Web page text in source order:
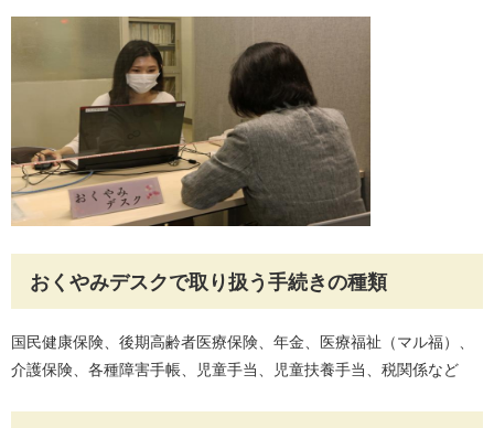
おくやみデスクで取り扱う手続きの種類
国民健康保険、後期高齢者医療保険、年金、医療福祉（マル福）、
介護保険、各種障害手帳、児童手当、児童扶養手当、税関係など